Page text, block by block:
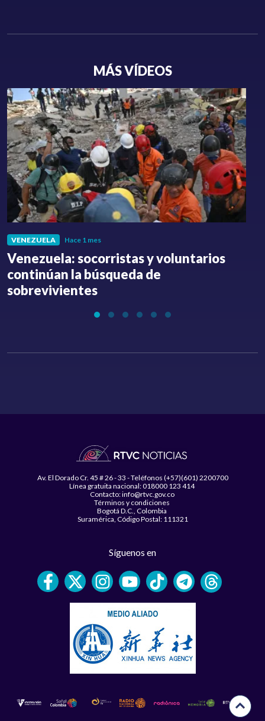
MÁS VÍDEOS
VENEZUELA Hace 1 mes
Venezuela: socorristas y voluntarios
continúan la búsqueda de
sobrevivientes
Av. El Dorado Cr. 45 # 26 - 33 - Teléfonos (+57)(601) 2200700
Línea gratuita nacional: 018000 123 414
Contacto: info@rtvc.gov.co
Términos y condiciones
Bogotá D.C., Colombia
Suramérica, Código Postal: 111321
Síguenos en